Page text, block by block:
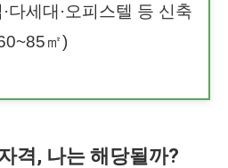
다세대·오피스텔 등 신축
㎡)
격, 나는 해당될까?